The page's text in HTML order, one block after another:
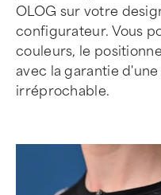
OLOG sur votre
configurateur. Vous
couleurs, le
avec la garantie
irréprochable.